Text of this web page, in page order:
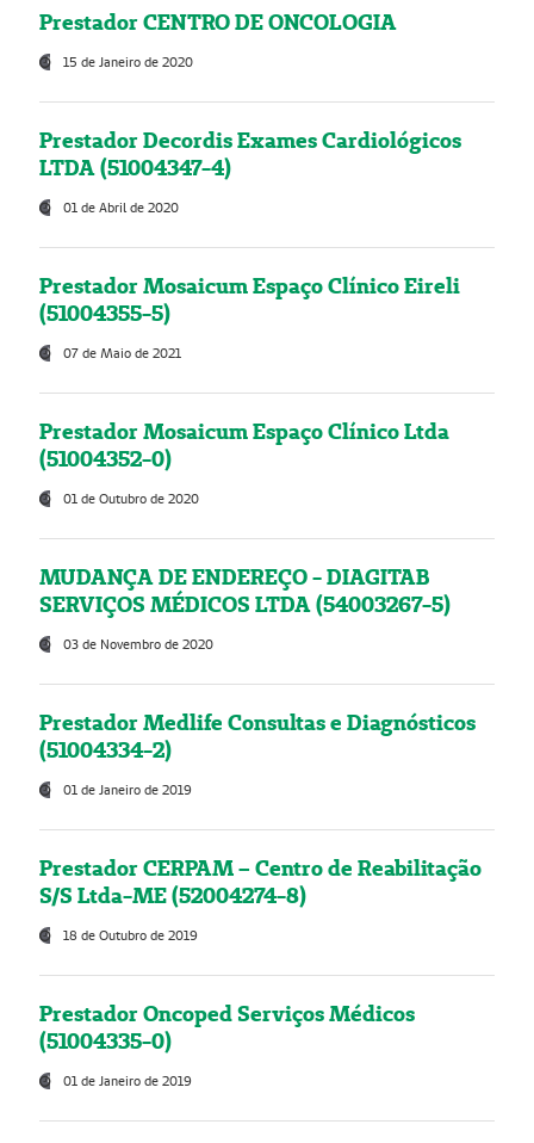
Prestador CENTRO DE ONCOLOGIA
15 de Janeiro de 2020
Prestador Decordis Exames Cardiológicos
LTDA (51004347-4)
01 de Abril de 2020
Prestador Mosaicum Espaço Clínico Eireli
(51004355-5)
07 de Maio de 2021
Prestador Mosaicum Espaço Clínico Ltda
(51004352-0)
01 de Outubro de 2020
MUDANÇA DE ENDEREÇO - DIAGITAB
SERVIÇOS MÉDICOS LTDA (54003267-5)
03 de Novembro de 2020
Prestador Medlife Consultas e Diagnósticos
(51004334-2)
01 de Janeiro de 2019
Prestador CERPAM – Centro de Reabilitação
S/S Ltda-ME (52004274-8)
18 de Outubro de 2019
Prestador Oncoped Serviços Médicos
(51004335-0)
01 de Janeiro de 2019